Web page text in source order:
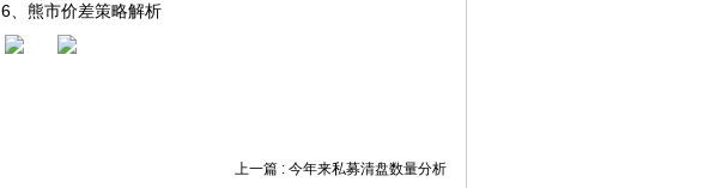
6、熊市价差策略解析
上一篇 : 今年来私募清盘数量分析